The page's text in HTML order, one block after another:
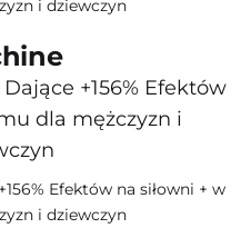
i dziewczyn
Efektów na siłowni + w
i dziewczyn